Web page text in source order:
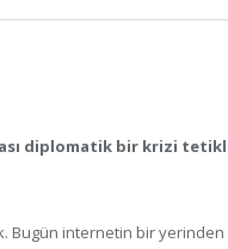
diplomatik bir krizi
Bugün internetin bir yerinden